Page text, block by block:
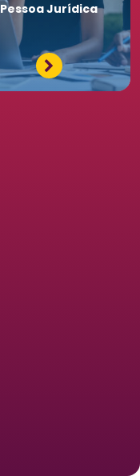
PessoaJurídica